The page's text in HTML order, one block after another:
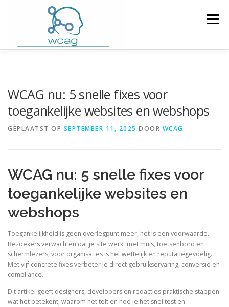
Menu
WCAG CHECKER / VALIDATOR BLOG
WCAG nu: 5 snelle fixes voor
toegankelijke websites en webshops
GEPLAATST OP SEPTEMBER 11, 2025 DOOR WCAG
WCAG nu: 5 snelle fixes voor
toegankelijke websites en
webshops
Toegankelijkheid is geen overlegpunt meer, het is een voorwaarde.
Bezoekers verwachten dat je site werkt met muis, toetsenbord en
schermlezers; voor organisaties is het wettelijk en reputatiegevoelig.
Met vijf concrete fixes verbeter je direct gebruikservaring, conversie en
compliance.
Dit artikel geeft designers, developers en redacties praktische stappen:
wat het betekent, waarom het telt en hoe je het snel test en